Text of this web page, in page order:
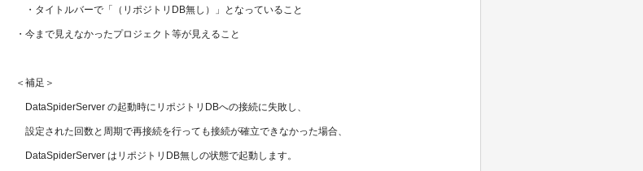
・タイトルバーで「（リポジトリDB無し）」となっていること
・今まで見えなかったプロジェクト等が見えること
＜補足＞
DataSpiderServer の起動時にリポジトリDBへの接続に失敗し、
設定された回数と周期で再接続を行っても接続が確立できなかった場合、
DataSpiderServer はリポジトリDB無しの状態で起動します。